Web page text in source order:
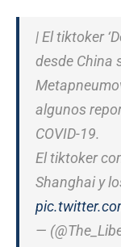
| El tiktoker
desde China
algunos
COVID-19.
El tiktoker
Shanghai y
—